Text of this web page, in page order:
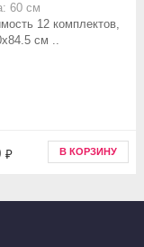
60 см
12 комплектов,
см ..
₽ В КОРЗИНУ